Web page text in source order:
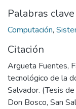
Palabras clave
Computación,
Citación
Argueta Fuentes,
tecnológico de la
Salvador. (Tesis
Don Bosco, San